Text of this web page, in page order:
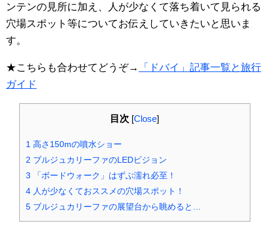
ンテンの見所に加え、人が少なくて落ち着いて見られる
穴場スポット等についてお伝えしていきたいと思いま
す。
★こちらも合わせてどうぞ→
「ドバイ」記事一覧と旅行
ガイド
目次 [Close]
1 高さ150mの噴水ショー
2 ブルジュカリーファのLEDビジョン
3 「ボードウォーク」はずぶ濡れ必至！
4人が少なくておススメの穴場スポット！
5ブルジュカリーファの展望台から眺めると…